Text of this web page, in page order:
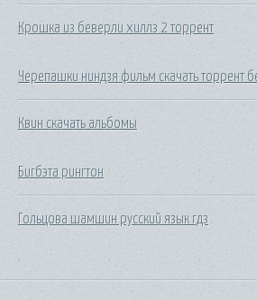
Крошка из беверли хиллз 2 торрент
Черепашки ниндзя фильм скачать торрент
Квин скачать альбомы
Бигбэта рингтон
Гольцова шамшин русский язык гдз